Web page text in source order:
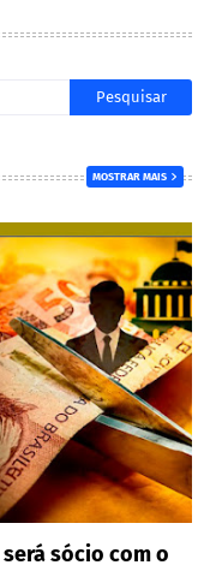
MOSTRAR MAIS
sócio com o